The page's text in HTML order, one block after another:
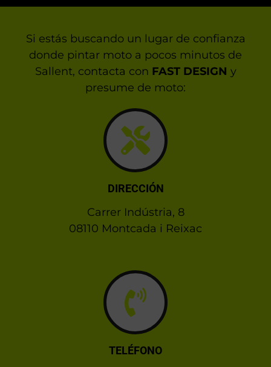
Si estás buscando un lugar de confianza
donde pintar moto a pocos minutos de
Sallent, contacta con FAST DESIGN y
presume de moto:
DIRECCIÓN
Carrer Indústria, 8
08110 Montcada i Reixac
TELÉFONO